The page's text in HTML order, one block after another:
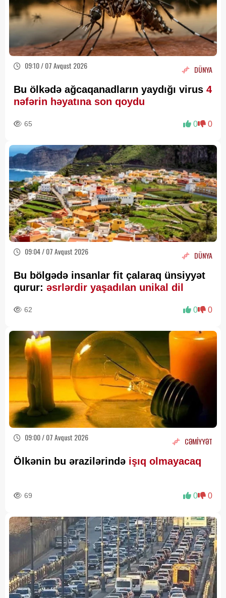
09:10 / 07 Avqust 2026 DÜNYA
Bu ölkədə ağcaqanadların yaydığı virus 4
nəfərin həyatına son qoydu
65 0 0
09:04 / 07 Avqust 2026 DÜNYA
Bu bölgədə insanlar fit çalaraq ünsiyyət
qurur: əsrlərdir yaşadılan unikal dil
62 0 0
09:00 / 07 Avqust 2026 CƏMİYYƏT
Ölkənin bu ərazilərində işıq olmayacaq
69 0 0